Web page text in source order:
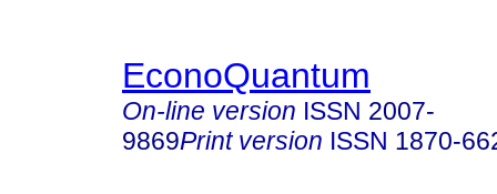
EconoQuantum
On-line version ISSN 2007-
9869Print version ISSN 1870-